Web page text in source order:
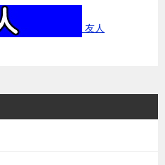
友人